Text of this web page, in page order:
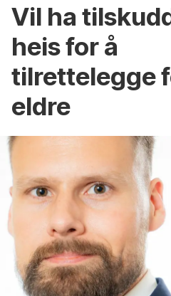
Vil ha
heis for å
tilrettelegge
eldre